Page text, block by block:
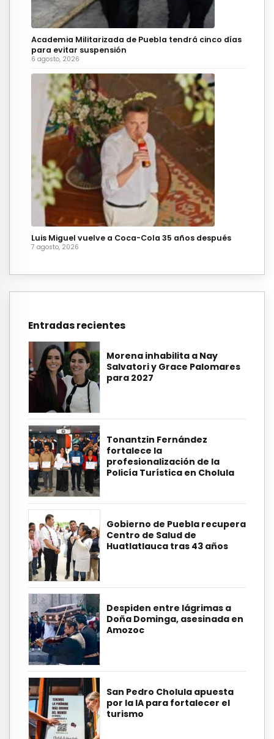
Academia Militarizada de Puebla tendrá cinco días
para evitar suspensión
6 agosto, 2026
Luis Miguel vuelve a Coca-Cola 35 años después
7 agosto, 2026
Entradas recientes
Morena inhabilita a Nay
Salvatori y Grace Palomares
para 2027
Tonantzin Fernández
fortalece la
profesionalización de la
Policía Turística en Cholula
Gobierno de Puebla recupera
Centro de Salud de
Huatlatlauca tras 43 años
Despiden entre lágrimas a
Doña Dominga, asesinada en
Amozoc
San Pedro Cholula apuesta
por la IA para fortalecer el
turismo